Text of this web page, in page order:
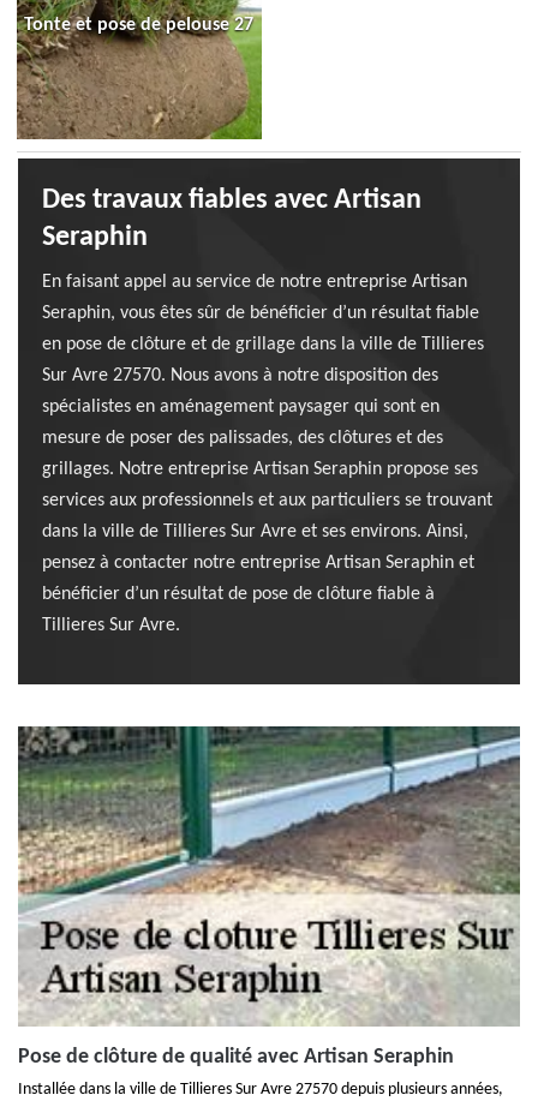
Tonte et pose de pelouse 27
Des travaux fiables avec Artisan
Seraphin
En faisant appel au service de notre entreprise Artisan
Seraphin, vous êtes sûr de bénéficier d’un résultat fiable
en pose de clôture et de grillage dans la ville de Tillieres
Sur Avre 27570. Nous avons à notre disposition des
spécialistes en aménagement paysager qui sont en
mesure de poser des palissades, des clôtures et des
grillages. Notre entreprise Artisan Seraphin propose ses
services aux professionnels et aux particuliers se trouvant
dans la ville de Tillieres Sur Avre et ses environs. Ainsi,
pensez à contacter notre entreprise Artisan Seraphin et
bénéficier d’un résultat de pose de clôture fiable à
Tillieres Sur Avre.
Pose de clôture de qualité avec Artisan Seraphin
Installée dans la ville de Tillieres Sur Avre 27570 depuis plusieurs années,